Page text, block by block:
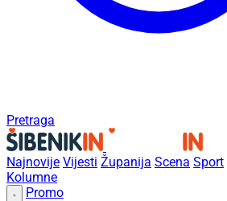
Pretraga
Najnovije Vijesti Županija Scena Sport
Kolumne
Promo